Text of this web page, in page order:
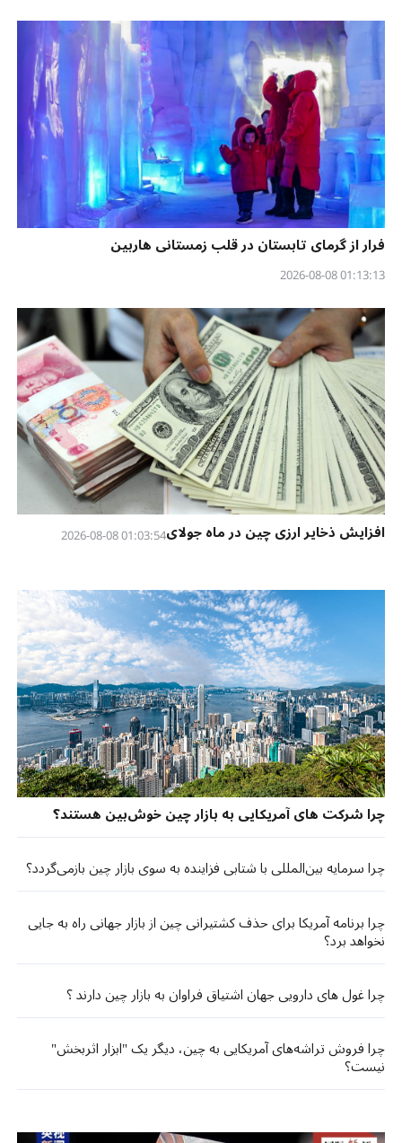
فرار از گرمای تابستان در قلب زمستانی هاربین
01:13:13 2026-08-08
افزایش ذخایر ارزی چین در ماه جولای01:03:54 2026-08-08
چرا شرکت های آمریکایی به بازار چین خوش‌بین هستند؟
چرا سرمایه بین‌المللی با شتابی فزاینده به سوی بازار چین بازمی‌گردد؟
چرا برنامه آمریکا برای حذف کشتیرانی چین از بازار جهانی راه به جایی
نخواهد برد؟
چرا غول های دارویی جهان اشتیاق فراوان به بازار چین دارند ؟
چرا فروش تراشه‌های آمریکایی به چین، دیگر یک "ابزار اثربخش"
نیست؟